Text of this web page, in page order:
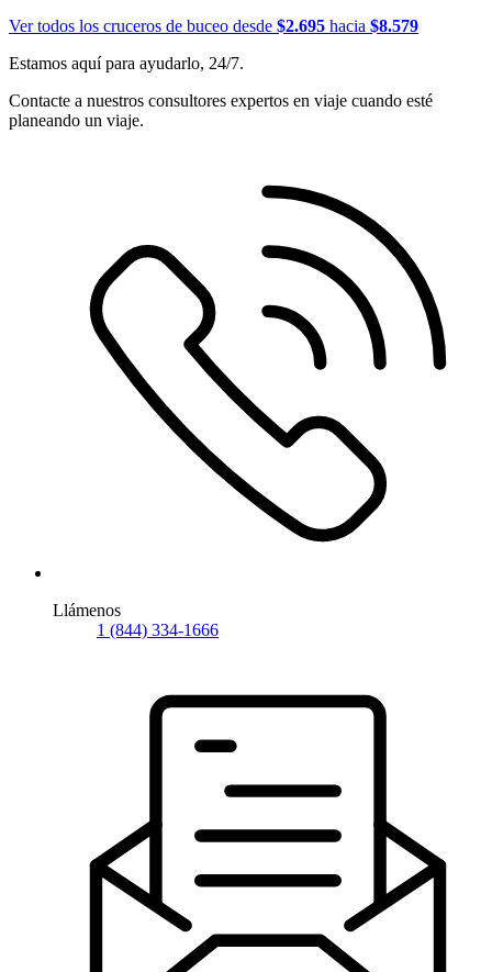
Ver todos los cruceros de buceo desde $2.695 hacia $8.579
Estamos aquí para ayudarlo, 24/7.
Contacte a nuestros consultores expertos en viaje cuando esté
planeando un viaje.
Llámenos
1 (844) 334-1666